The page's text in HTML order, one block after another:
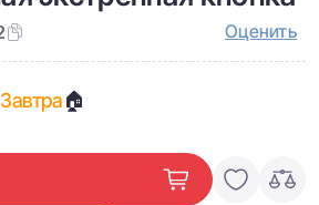
Оценить
Завтра🏠